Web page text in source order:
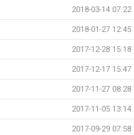
2018-03-14 07:22
2018-01-27 12:45
2017-12-28 15:18
2017-12-17 15:47
2017-11-27 08:28
2017-11-05 13:14
2017-09-29 07:58